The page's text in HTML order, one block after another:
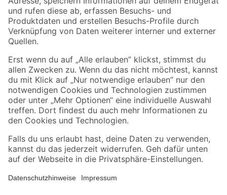
Zahlungsarten Versandarten
Sicher einkaufen
Jetzt die toom-App herunterladen
Alle Preisangaben in EUR inkl. gesetzl. MwSt.. Die dargestellten Angebote sind unter
Umständen nicht in allen Märkten verfügbar. Die angegebenen Verfügbarkeiten beziehen
Produkte nur solange der Vorrat reicht.
*Paketversand ab 59 € versandkostenfrei, gilt nicht für Artikel mit Speditionsversand, hier